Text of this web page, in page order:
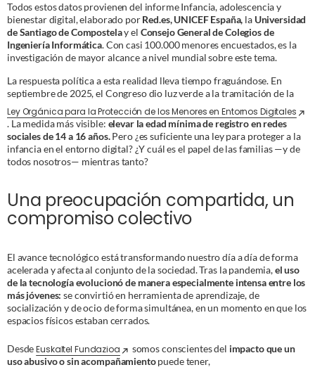
Todos estos datos provienen del informe Infancia, adolescencia y
bienestar digital, elaborado porRed.es, UNICEF España, laUniversidad
de Santiago de Compostelay el Consejo General de Colegios de
Ingeniería Informática. Con casi 100.000 menores encuestados, es la
investigación de mayor alcance a nivel mundial sobre este tema.
La respuesta política a esta realidad lleva tiempo fraguándose. En
septiembre de 2025, el Congreso dio luz verde a la tramitación de la
Ley Orgánica para la Protección de los Menores en Entornos Digitales
. La medida más visible: elevar la edad mínima de registro en redes
sociales de 14 a 16 años.Pero ¿es suficiente una ley para proteger a la
infancia en el entorno digital? ¿Y cuál es el papel de las familias —y de
todos nosotros— mientras tanto?
Una preocupación compartida, un
compromiso colectivo
El avance tecnológico está transformando nuestro día a día de forma
acelerada y afecta al conjunto de la sociedad. Tras la pandemia,el uso
de la tecnología evolucionó de manera especialmente intensa entre los
más jóvenes:se convirtió en herramienta de aprendizaje, de
socialización y de ocio de forma simultánea, en un momento en que los
espacios físicos estaban cerrados.
DesdeEuskaltel Fundazioa somos conscientes del impacto que un
uso abusivo o sin acompañamientopuede tener,